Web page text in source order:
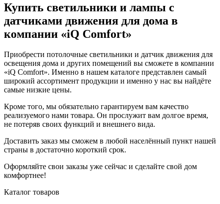
Купить светильники и лампы с
датчиками движения для дома в
компании «iQ Comfort»
Приобрести потолочные светильники и датчик движения для
освещения дома и других помещений вы сможете в компании
«iQ Comfort». Именно в нашем каталоге представлен самый
широкий ассортимент продукции и именно у нас вы найдёте
самые низкие цены.
Кроме того, мы обязательно гарантируем вам качество
реализуемого нами товара. Он прослужит вам долгое время,
не потеряв своих функций и внешнего вида.
Доставить заказ мы сможем в любой населённый пункт нашей
страны в достаточно короткий срок.
Оформляйте свои заказы уже сейчас и сделайте свой дом
комфортнее!
Каталог товаров